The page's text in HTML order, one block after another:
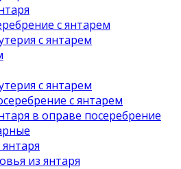
с янтарем
с янтарем
с янтарем
с янтарем
в оправе посеребрение
из янтаря